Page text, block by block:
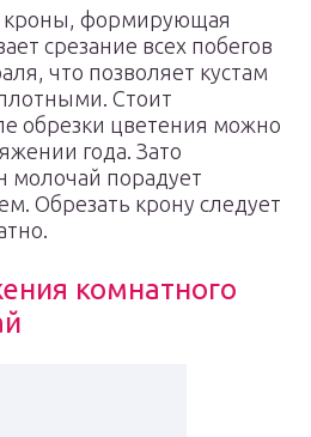
формирующая
срезание всех побегов
что позволяет кустам
Стоит
обрезки цветения можно
года. Зато
молочай порадует
Обрезать крону следует
комнатного